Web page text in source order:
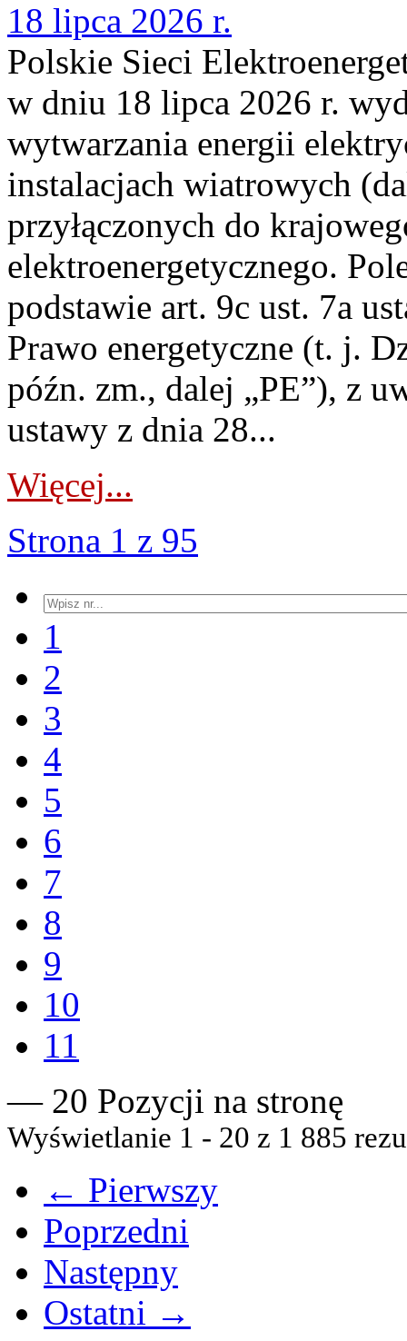
18 lipca 2026 r.
Polskie Sieci
w dniu 18 lipca 2026 r.
wytwarzania energii
instalacjach wiatrowych
przyłączonych do
elektroenergetycznego.
podstawie art. 9c ust. 7a
Prawo energetyczne (t. j.
późn. zm., dalej „PE”), z
ustawy z dnia 28...
Więcej...
Strona 1 z 95
1
2
3
4
5
6
7
8
9
10
11
— 20 Pozycji na stronę
Wyświetlanie 1 - 20 z 1 885
← Pierwszy
Poprzedni
Następny
Ostatni →